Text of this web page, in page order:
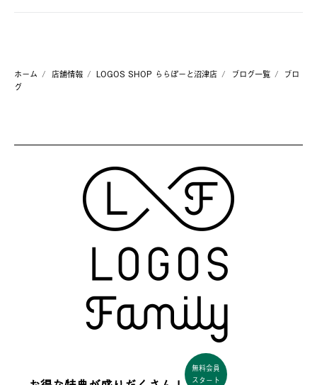
ホーム 店舗情報 LOGOS SHOP ららぽーと沼津店 ブログ一覧
ブロ
グ
無料会員
スタート